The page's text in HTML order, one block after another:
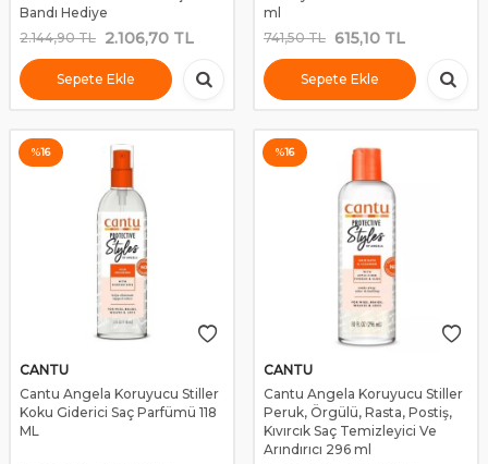
Bandı Hediye
2.144,90TL 2.106,70 TL
Sepete Ekle
ml
741,50TL 615,10 TL
Sepete Ekle
%16
CANTU
Cantu Angela Koruyucu Stiller
Koku Giderici Saç Parfümü 118
ML
%16
CANTU
Cantu Angela Koruyucu Stiller
Peruk, Örgülü, Rasta, Postiş,
Kıvırcık Saç Temizleyici Ve
Arındırıcı 296 ml